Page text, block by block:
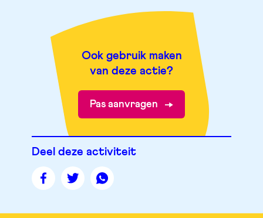
Ook gebruik maken
van deze actie?
Pas aanvragen
Deel deze activiteit
Deel
pagina
Deel
pagina
Deel
pagina